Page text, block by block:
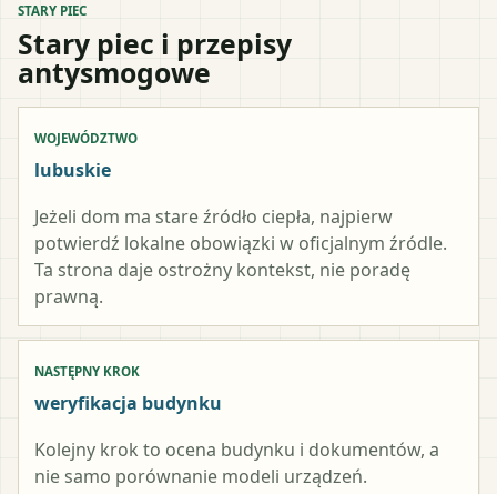
STARY PIEC
Stary piec i przepisy
antysmogowe
WOJEWÓDZTWO
lubuskie
Jeżeli dom ma stare źródło ciepła, najpierw
potwierdź lokalne obowiązki w oficjalnym źródle.
Ta strona daje ostrożny kontekst, nie poradę
prawną.
NASTĘPNY KROK
weryfikacja budynku
Kolejny krok to ocena budynku i dokumentów, a
nie samo porównanie modeli urządzeń.